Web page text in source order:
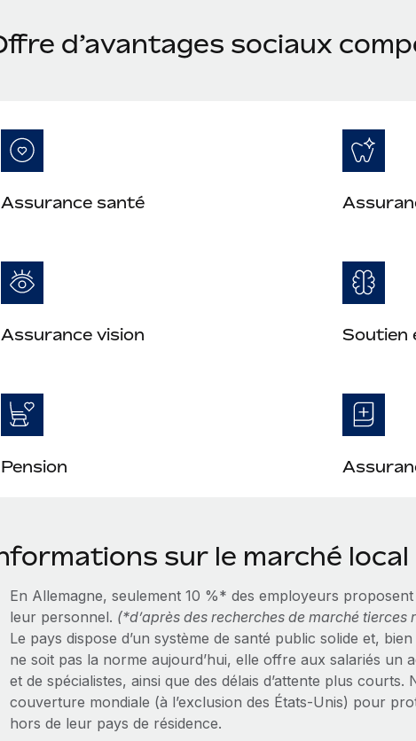
d’avantages sociaux
Assurance santé
Assurance vision Soutien
Pension
sur le marché local
En Allemagne, seulement 10 %* des employeurs
leur personnel. (*d’après des recherches de marché
Le pays dispose d’un système de santé public solide et,
ne soit pas la norme aujourd’hui, elle offre aux salariés un
et de spécialistes, ainsi que des délais d’attente plus
couverture mondiale (à l’exclusion des États‑Unis) pour
hors de leur pays de résidence.